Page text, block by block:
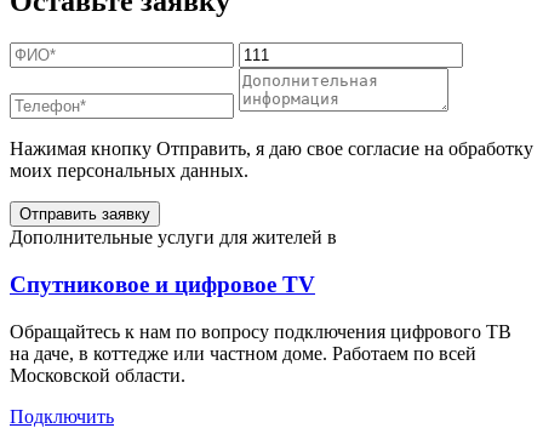
Нажимая кнопку Отправить, я даю свое согласие на обработку
моих персональных данных.
Отправить заявку
Дополнительные услуги для жителей в
Спутниковое и цифровое TV
Обращайтесь к нам по вопросу подключения цифрового ТВ
на даче, в коттедже или частном доме. Работаем по всей
Московской области.
Подключить